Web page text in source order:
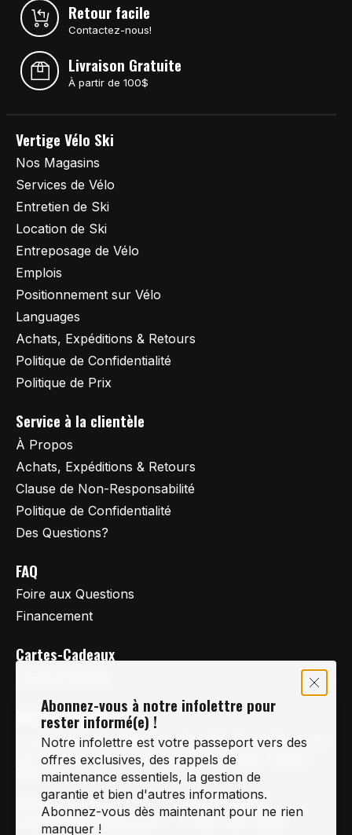
Retour facile
Contactez-nous!
Livraison Gratuite
À partir de 100$
Vertige Vélo Ski
Nos Magasins
Services de Vélo
Entretien de Ski
Location de Ski
Entreposage de Vélo
Emplois
Positionnement sur Vélo
Languages
Achats, Expéditions & Retours
Politique de Confidentialité
Politique de Prix
Service à la clientèle
À Propos
Achats, Expéditions & Retours
Clause de Non-Responsabilité
Politique de Confidentialité
Des Questions?
FAQ
Foire aux Questions
Financement
Cartes-Cadeaux
Vertige Vélo Ski
La référence en vélo de route, vélo de montagne et
vélo hybride sur la Rive-Sud de Montréal, depuis
1997.
Notre courriel
Info@vertigeveloski.com
Nous Joindre
1 (450) 464-8808
Abonnez-vous à notre infolettre pour
rester informé(e) !
Notre infolettre est votre passeport vers des
offres exclusives, des rappels de
maintenance essentiels, la gestion de
garantie et bien d'autres informations.
Abonnez-vous dès maintenant pour ne rien
manquer !